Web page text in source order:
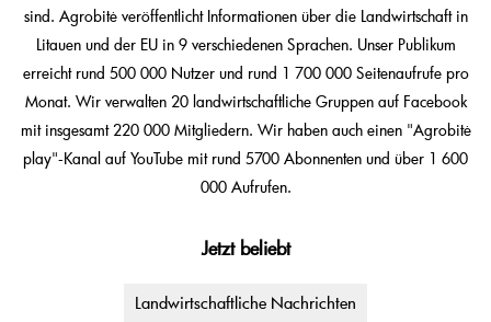
sind. Agrobitė veröffentlicht Informationen über die Landwirtschaft in
Litauen und der EU in 9 verschiedenen Sprachen. Unser Publikum
erreicht rund 500 000 Nutzer und rund 1 700 000 Seitenaufrufe pro
Monat. Wir verwalten 20 landwirtschaftliche Gruppen auf Facebook
mit insgesamt 220 000 Mitgliedern. Wir haben auch einen "Agrobitė
play"-Kanal auf YouTube mit rund 5700 Abonnenten und über 1 600
000 Aufrufen.
Jetzt beliebt
Landwirtschaftliche Nachrichten